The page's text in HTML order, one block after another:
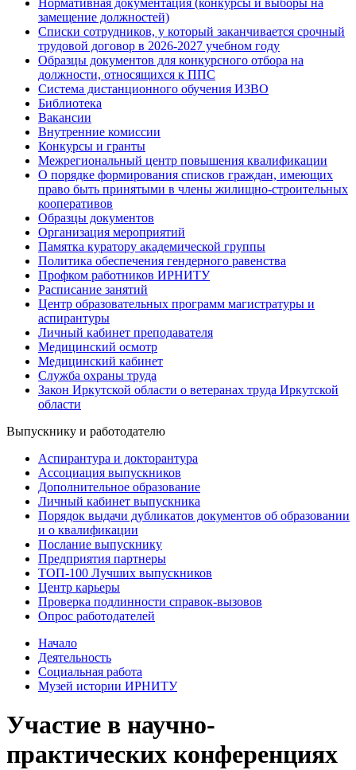
Нормативная документация (конкурсы и выборы на
замещение должностей)
Списки сотрудников, у который заканчивается срочный
трудовой договор в 2026-2027 учебном году
Образцы документов для конкурсного отбора на
должности, относящихся к ППС
Система дистанционного обучения ИЗВО
Библиотека
Вакансии
Внутренние комиссии
Конкурсы и гранты
Межрегиональный центр повышения квалификации
О порядке формирования списков граждан, имеющих
право быть принятыми в члены жилищно-строительных
кооперативов
Образцы документов
Организация мероприятий
Памятка куратору академической группы
Политика обеспечения гендерного равенства
Профком работников ИРНИТУ
Расписание занятий
Центр образовательных программ магистратуры и
аспирантуры
Личный кабинет преподавателя
Медицинский осмотр
Медицинский кабинет
Служба охраны труда
Закон Иркутской области о ветеранах труда Иркутской
области
Выпускнику и работодателю
Аспирантура и докторантура
Ассоциация выпускников
Дополнительное образование
Личный кабинет выпускника
Порядок выдачи дубликатов документов об образовании
и о квалификации
Послание выпускнику
Предприятия партнеры
ТОП-100 Лучших выпускников
Центр карьеры
Проверка подлинности справок-вызовов
Опрос работодателей
Начало
Деятельность
Социальная работа
Музей истории ИРНИТУ
Участие в научно-
практических конференциях